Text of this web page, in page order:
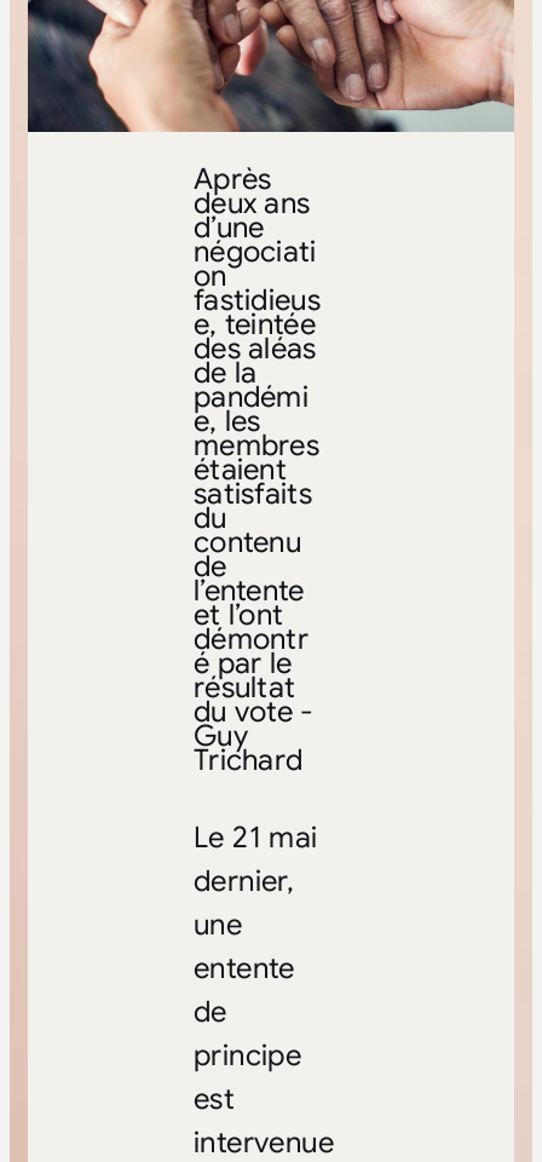
Après
deux ans
d’une
négociati
on
fastidieus
e, teintée
des aléas
de la
pandémi
e, les
membres
étaient
satisfaits
du
contenu
de
l’entente
et l’ont
démontr
é par le
résultat
du vote -
Guy
Trichard
Le 21 mai
dernier,
une
entente
de
principe
est
intervenue